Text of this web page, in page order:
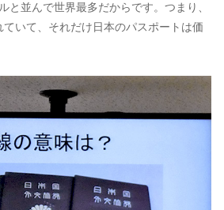
と並んで世界最多だからです。つまり、
いて、それだけ日本のパスポートは価